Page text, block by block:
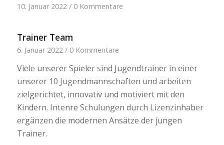
10. Januar 2022 / 0 Kommentare
Trainer Team
6. Januar 2022 / 0 Kommentare
Viele unserer Spieler sind Jugendtrainer in einer
unserer 10 Jugendmannschaften und arbeiten
zielgerichtet, innovativ und motiviert mit den
Kindern. Intenre Schulungen durch Lizenzinhaber
ergänzen die modernen Ansätze der jungen
Trainer.